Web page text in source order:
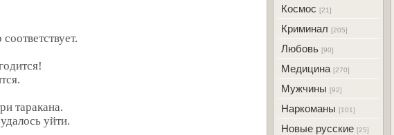
таракана.
уйти.
Космос [21]
Криминал [205]
Любовь [90]
Медицина [270]
Мужчины [92]
Наркоманы [101]
Новые русские [25]